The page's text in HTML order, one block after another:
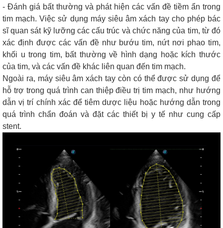
- Đánh giá bất thường và phát hiện các vấn đề tiềm ẩn trong
tim mạch. Việc sử dụng máy siêu âm xách tay cho phép bác
sĩ quan sát kỹ lưỡng các cấu trúc và chức năng của tim, từ đó
xác định được các vấn đề như bướu tim, nứt nơi phao tim,
khối u trong tim, bất thường về hình dạng hoặc kích thước
của tim, và các vấn đề khác liên quan đến tim mạch.
Ngoài ra, máy siêu âm xách tay còn có thể được sử dụng để
hỗ trợ trong quá trình can thiệp điều trị tim mạch, như hướng
dẫn vị trí chính xác để tiêm dược liệu hoặc hướng dẫn trong
quá trình chẩn đoán và đặt các thiết bị y tế như cung cấp
stent.